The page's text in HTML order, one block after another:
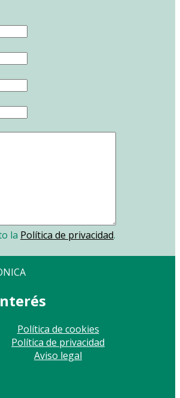
la Política de privacidad.
Política de cookies
Política de privacidad
Aviso legal